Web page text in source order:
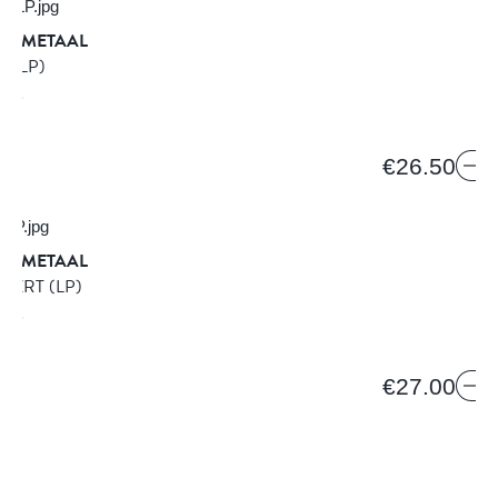
METAAL
(LP)
€26.50
METAAL
(LP)
€27.00